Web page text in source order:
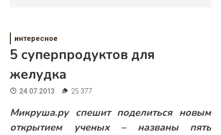
Свадьба
Жизнь
Хобби
Красота
интересное
5 суперпродуктов для
желудка
24.07.2013 25 377
Микруша.ру спешит поделиться новым
открытием ученых – названы пять